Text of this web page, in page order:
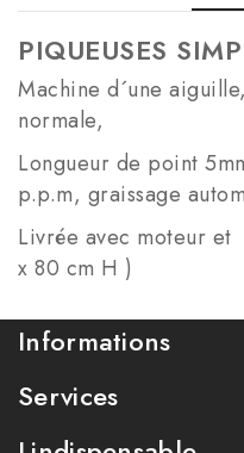
PIQUEUSES
Machine d´une
normale,
Longueur de point
p.p.m, graissage
Livrée avec moteur et
x 80 cm H )
Informations
Services